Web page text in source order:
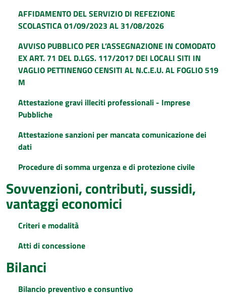
AFFIDAMENTO DEL SERVIZIO DI REFEZIONE
SCOLASTICA 01/09/2023 AL 31/08/2026
AVVISO PUBBLICO PER L’ASSEGNAZIONE IN COMODATO
EX ART. 71 DEL D.LGS. 117/2017 DEI LOCALI SITI IN
VAGLIO PETTINENGO CENSITI AL N.C.E.U. AL FOGLIO 519
M
Attestazione gravi illeciti professionali - Imprese
Pubbliche
Attestazione sanzioni per mancata comunicazione dei
dati
Procedure di somma urgenza e di protezione civile
Sovvenzioni, contributi, sussidi,
vantaggi economici
Criteri e modalità
Atti di concessione
Bilanci
Bilancio preventivo e consuntivo